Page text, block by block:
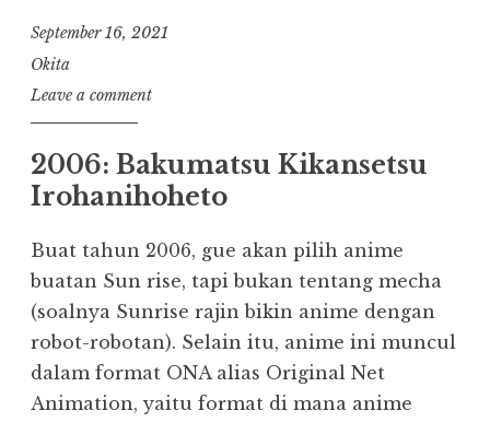
September 16, 2021
Okita
Leave a comment
2006: Bakumatsu Kikansetsu
Irohanihoheto
Buat tahun 2006, gue akan pilih anime
buatan Sun rise, tapi bukan tentang mecha
(soalnya Sunrise rajin bikin anime dengan
robot-robotan). Selain itu, anime ini muncul
dalam format ONA alias Original Net
Animation, yaitu format di mana anime